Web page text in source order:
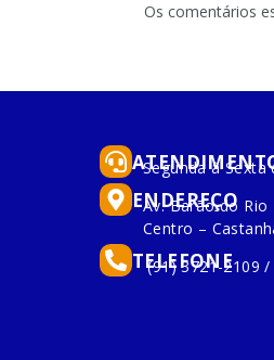
Os comentários
Segunda à Sexta
ENDEREÇO
Av. Barão do Rio
Centro –
TELEFONE
(91) 3721-2109 /